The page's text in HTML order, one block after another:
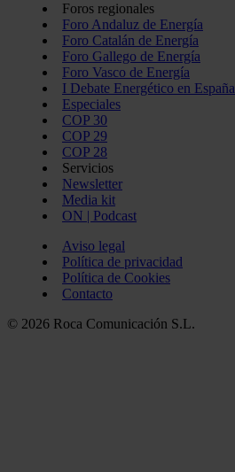
Foros regionales
Foro Andaluz de Energía
Foro Catalán de Energía
Foro Gallego de Energía
Foro Vasco de Energía
I Debate Energético en España
Especiales
COP 30
COP 29
COP 28
Servicios
Newsletter
Media kit
ON | Podcast
Aviso legal
Política de privacidad
Política de Cookies
Contacto
© 2026 Roca Comunicación S.L.